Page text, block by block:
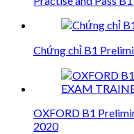
Chứng chỉ B1
OXFORD B1
2020